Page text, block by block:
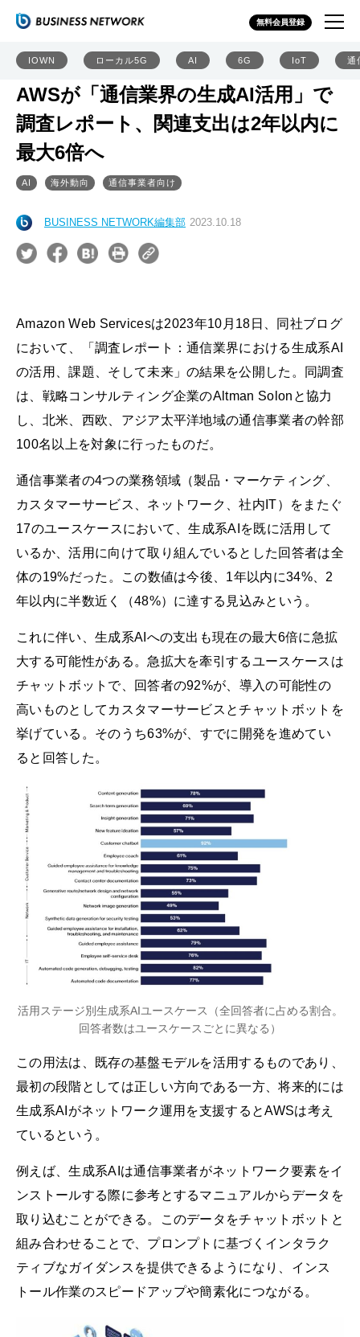
無料会員登録
IOWN ローカル5G AI 6G IoT 通
AWSが「通信業界の生成AI活用」で
調査レポート、関連支出は2年以内に
最大6倍へ
AI 海外動向 通信事業者向け
BUSINESS NETWORK編集部 2023.10.18
Amazon Web Servicesは2023年10月18日、同社ブログ
において、「調査レポート：通信業界における生成系AI
の活用、課題、そして未来」の結果を公開した。同調査
は、戦略コンサルティング企業のAltman Solonと協力
し、北米、西欧、アジア太平洋地域の通信事業者の幹部
100名以上を対象に行ったものだ。
通信事業者の4つの業務領域（製品・マーケティング、
カスタマーサービス、ネットワーク、社内IT）をまたぐ
17のユースケースにおいて、生成系AIを既に活用して
いるか、活用に向けて取り組んでいるとした回答者は全
体の19%だった。この数値は今後、1年以内に34%、2
年以内に半数近く（48%）に達する見込みという。
これに伴い、生成系AIへの支出も現在の最大6倍に急拡
大する可能性がある。急拡大を牽引するユースケースは
チャットボットで、回答者の92%が、導入の可能性の
高いものとしてカスタマーサービスとチャットボットを
挙げている。そのうち63%が、すでに開発を進めてい
ると回答した。
活用ステージ別生成系AIユースケース（全回答者に占める割合。
回答者数はユースケースごとに異なる）
この用法は、既存の基盤モデルを活用するものであり、
最初の段階としては正しい方向である一方、将来的には
生成系AIがネットワーク運用を支援するとAWSは考え
ているという。
例えば、生成系AIは通信事業者がネットワーク要素をイ
ンストールする際に参考とするマニュアルからデータを
取り込むことができる。このデータをチャットボットと
組み合わせることで、プロンプトに基づくインタラク
ティブなガイダンスを提供できるようになり、インス
トール作業のスピードアップや簡素化につながる。